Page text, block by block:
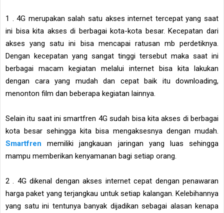
1 . 4G merupakan salah satu akses internet tercepat yang saat
ini bisa kita akses di berbagai kota-kota besar. Kecepatan dari
akses yang satu ini bisa mencapai ratusan mb perdetiknya.
Dengan kecepatan yang sangat tinggi tersebut maka saat ini
berbagai macam kegiatan melalui internet bisa kita lakukan
dengan cara yang mudah dan cepat baik itu downloading,
menonton film dan beberapa kegiatan lainnya.
Selain itu saat ini smartfren 4G sudah bisa kita akses di berbagai
kota besar sehingga kita bisa mengaksesnya dengan mudah.
Smartfren memiliki jangkauan jaringan yang luas sehingga
mampu memberikan kenyamanan bagi setiap orang.
2 . 4G dikenal dengan akses internet cepat dengan penawaran
harga paket yang terjangkau untuk setiap kalangan. Kelebihannya
yang satu ini tentunya banyak dijadikan sebagai alasan kenapa